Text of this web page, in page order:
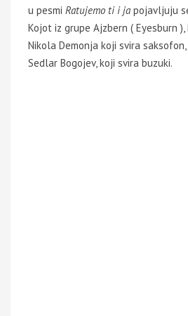
u pesmi Ratujemo ti i ja pojavljuju
Kojot iz grupe Ajzbern ( Eyesburn
Nikola Demonja koji svira
Sedlar Bogojev, koji svira buzuki.